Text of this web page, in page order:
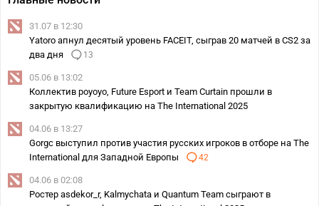
31.07 в 12:30
Yatoro апнул десятый уровень FACEIT, сыграв 20 матчей в CS2 за
два дня
13
05.06 в 13:02
Коллектив poyoyo, Future Esport и Team Curtain прошли в
закрытую квалификацию на The International 2025
04.06 в 13:27
Gorgc выступил против участия русских игроков в отборе на The
International для Западной Европы
42
04.06 в 02:08
Ростер asdekor_r, Kalmychata и Quantum Team сыграют в